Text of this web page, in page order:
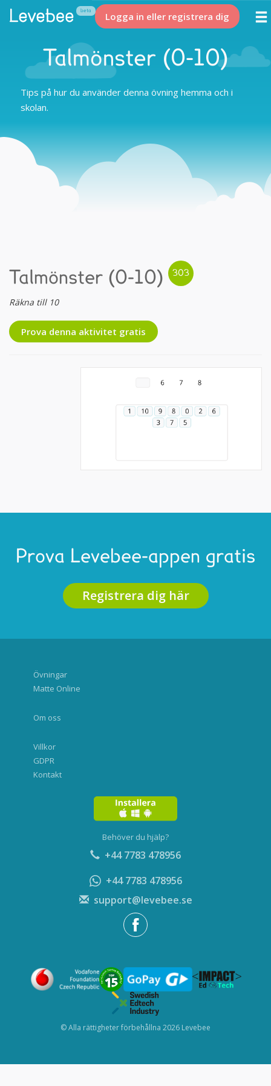
Logga in eller registrera dig
Talmönster (0-10)
Tips på hur du använder denna övning hemma och i
skolan.
Talmönster (0-10)
Räkna till 10
Prova denna aktivitet gratis
Prova Levebee-appen gratis
Registrera dig här
Övningar
Matte Online
Om oss
Villkor
GDPR
Kontakt
Behöver du hjälp?
+44 7783 478956
+44 7783 478956
support@levebee.se
© Alla rättigheter förbehållna 2026 Levebee